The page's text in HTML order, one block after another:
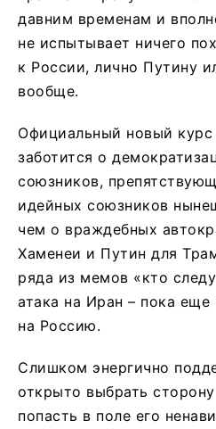
давним временам и
не испытывает ничего
к России, лично Путину
вообще.
Официальный новый
заботится о
союзников,
идейных союзников
чем о враждебных
Хаменеи и Путин для
ряда из мемов «кто
атака на Иран – пока еще
на Россию.
Слишком энергично
открыто выбрать
попасть в поле его